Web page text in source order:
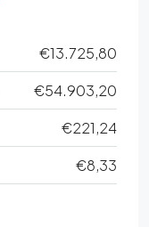
€13.725,80
€54.903,20
€221,24
€8,33